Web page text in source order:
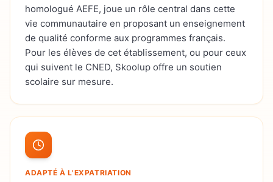
homologué AEFE, joue un rôle central dans cette
vie communautaire en proposant un enseignement
de qualité conforme aux programmes français.
Pour les élèves de cet établissement, ou pour ceux
qui suivent le CNED, Skoolup offre un soutien
scolaire sur mesure.
ADAPTÉ À L'EXPATRIATION